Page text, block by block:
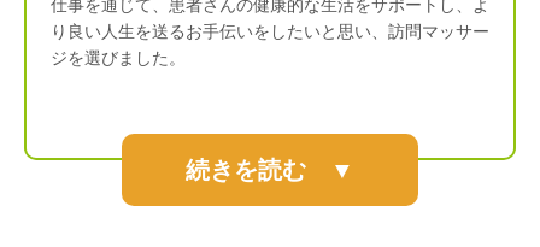
仕事を通じて、患者さんの健康的な生活をサポートし、よ
り良い人生を送るお手伝いをしたいと思い、訪問マッサー
ジを選びました。
続きを読む ▼